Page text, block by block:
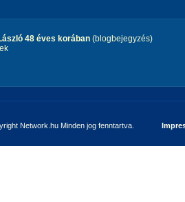
48 éves korában (blogbejegyzés)
Network.hu Minden jog fenntartva.